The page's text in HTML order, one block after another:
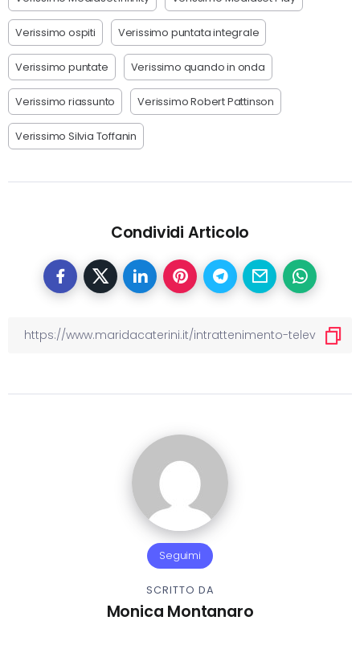
Verissimo ospiti Verissimo puntata integrale
Verissimo puntate Verissimo quando in onda
Verissimo riassunto Verissimo Robert Pattinson
Verissimo Silvia Toffanin
Condividi Articolo
Seguimi
SCRITTO DA
Monica Montanaro